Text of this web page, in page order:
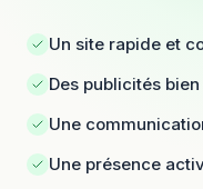
Un site rapide et
Des publicités
Une
Une présence